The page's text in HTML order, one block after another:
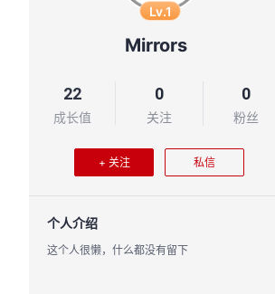
Lv.1
Mirrors
22
成长值
0
关注
0
粉丝
+ 关注 私信
个人介绍
这个人很懒，什么都没有留下